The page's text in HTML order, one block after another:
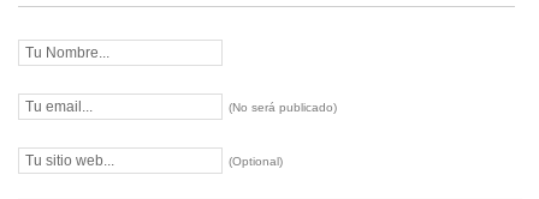
(No será publicado)
(Optional)